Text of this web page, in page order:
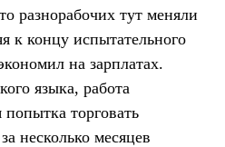
разнорабочих тут меняли
к концу испытательного
на зарплатах.
языка, работа
попытка торговать
несколько месяцев